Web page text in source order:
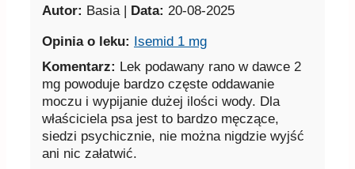
Autor: Basia | Data: 20-08-2025
Opinia o leku:
Isemid 1 mg
Komentarz: Lek podawany rano w dawce 2
mg powoduje bardzo częste oddawanie
moczu i wypijanie dużej ilości wody. Dla
właściciela psa jest to bardzo męczące,
siedzi psychicznie, nie można nigdzie wyjść
ani nic załatwić.